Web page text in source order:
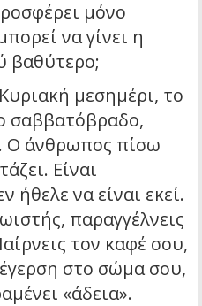
μόνο
να γίνει η
βαθύτερο;
μεσημέρι, το
σαββατόβραδο,
Ο άνθρωπος πίσω
Είναι
ήθελε να είναι εκεί.
παραγγέλνεις
τον καφέ σου,
στο σώμα σου,
«άδεια».